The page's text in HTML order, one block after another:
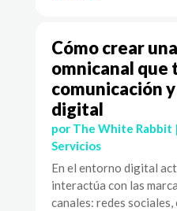
Cómo crear
omnicanal
comunicación
digital
por The White Rabbit |
Servicios
En el entorno digital
interactúa con las
canales: redes sociales,